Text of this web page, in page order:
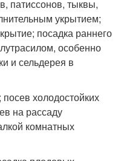
патиссонов, тыквы,
укрытием;
посадка раннего
особенно
и сельдерея в
холодостойких
на рассаду
комнатных